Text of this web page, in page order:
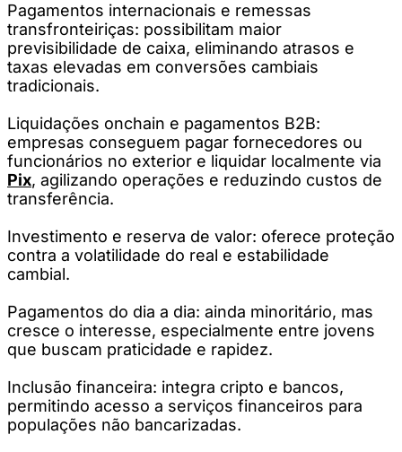
Pagamentos internacionais e remessas
transfronteiriças: possibilitam maior
previsibilidade de caixa, eliminando atrasos e
taxas elevadas em conversões cambiais
tradicionais.
Liquidações onchain e pagamentos B2B:
empresas conseguem pagar fornecedores ou
funcionários no exterior e liquidar localmente via
Pix, agilizando operações e reduzindo custos de
transferência.
Investimento e reserva de valor: oferece proteção
contra a volatilidade do real e estabilidade
cambial.
Pagamentos do dia a dia: ainda minoritário, mas
cresce o interesse, especialmente entre jovens
que buscam praticidade e rapidez.
Inclusão financeira: integra cripto e bancos,
permitindo acesso a serviços financeiros para
populações não bancarizadas.